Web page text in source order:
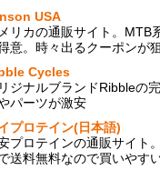
USA
リカの通販サイト。MTB
意。時々出るクーポンが
Cycles
ジナルブランドRibbleの
パーツが激安
プロテイン(日本語)
プロテインの通販サイト
で送料無料なので買いやす